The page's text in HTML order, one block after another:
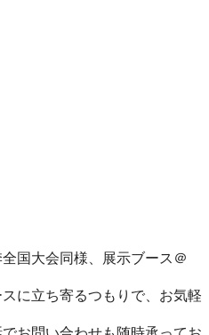
国大会同様、展示ブース＠
に立ち寄るつもりで、 お気軽